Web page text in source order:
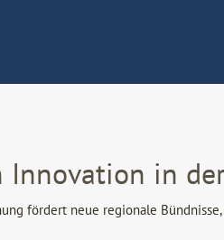
Innovation in
fördert neue regionale